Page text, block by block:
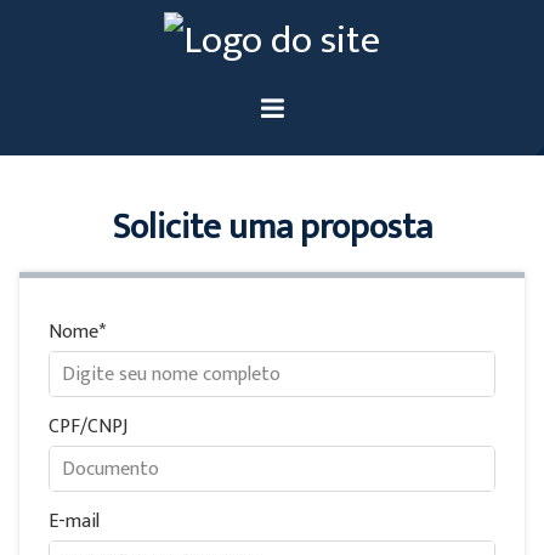
Solicite uma proposta
Nome
CPF/CNPJ
E-mail